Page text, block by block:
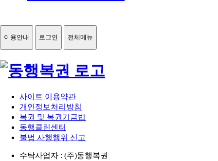
이용안내 로그인 전체메뉴
사이트 이용약관
개인정보처리방침
복권 및 복권기금법
동행클린센터
불법 사행행위 신고
수탁사업자 : (주)동행복권